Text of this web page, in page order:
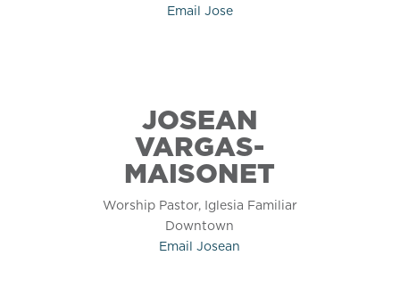
Email Jose
JOSEAN
VARGAS-
MAISONET
Worship Pastor, Iglesia Familiar
Downtown
EmailJosean